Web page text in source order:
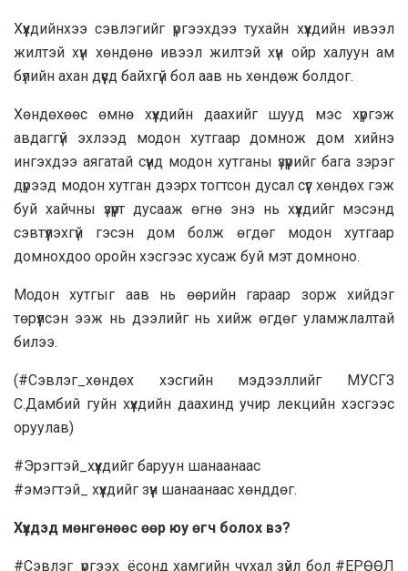
Хүүхдийнхээ сэвлэгийг үргээхдээ тухайн хүүхдийн ивээл
жилтэй хүн хөндөнө ивээл жилтэй хүн ойр халуун ам
бүлийн ахан дүүсд байхгүй бол аав нь хөндөж болдог.
Хөндөхөөс өмнө хүүхдийн даахийг шууд мэс хүргэж
авдаггүй эхлээд модон хутгаар домнож дом хийнэ
ингэхдээ аягатай сүүнд модон хутганы үзүүрийг бага зэрэг
дүрээд модон хутган дээрх тогтсон дусал сүүг хөндөх гэж
буй хайчны үзүүрт дусааж өгнө энэ нь хүүхдийг мэсэнд
сэвтүүлэхгүй гэсэн дом болж өгдөг модон хутгаар
домнохдоо оройн хэсгээс хусаж буй мэт домноно.
Модон хутгыг аав нь өөрийн гараар зорж хийдэг
төрүүлсэн ээж нь дээлийг нь хийж өгдөг уламжлалтай
билээ.
(#Сэвлэг_хөндөх хэсгийн мэдээллийг МУСГЗ
С.Дамбий гуйн хүүхдийн даахинд учир лекцийн хэсгээс
оруулав)
#Эрэгтэй_хүүхдийг баруун шанаанаас
#эмэгтэй_ хүүхдийг зүүн шанаанаас хөнддөг.
Хүүхдэд мөнгөнөөс өөр юу өгч болох вэ?
#Сэвлэг_үргээх_ёсонд хамгийн чухал зүйл бол #ЕРӨӨЛ